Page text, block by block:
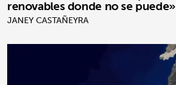
renovables donde no se puede»
JANEY CASTAÑEYRA